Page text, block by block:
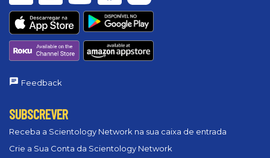
Feedback
SUBSCREVER
Receba a Scientology Network na sua caixa de entrada
Crie a Sua Conta da Scientology Network